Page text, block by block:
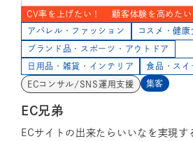
CV率を上げたい！ 顧客体験を高めたい
アパレル・ファッション コスメ・健康
ブランド品・スポーツ・アウトドア
日用品・雑貨・インテリア 食品・スイ
ECコンサル/SNS運用支援 集客
EC兄弟
ECサイトの出来たらいいなを実現す